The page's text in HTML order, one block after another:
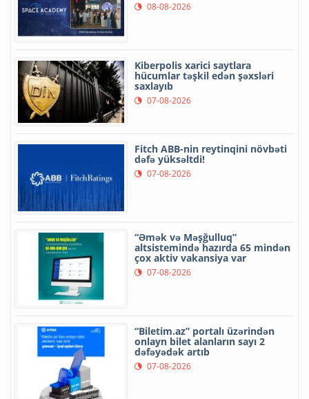
08-08-2026
Kiberpolis xarici saytlara
hücumlar təşkil edən şəxsləri
saxlayıb
07-08-2026
Fitch ABB-nin reytinqini növbəti
dəfə yüksəltdi!
07-08-2026
“Əmək və Məşğulluq”
altsistemində hazırda 65 mindən
çox aktiv vakansiya var
07-08-2026
“Biletim.az” portalı üzərindən
onlayn bilet alanların sayı 2
dəfəyədək artıb
07-08-2026